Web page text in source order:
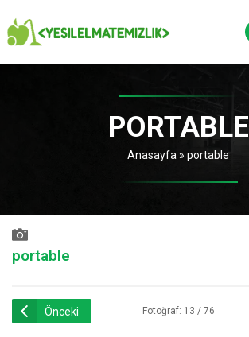
PORTABLE
Anasayfa » portable
portable
Önceki Fotoğraf: 13 / 76